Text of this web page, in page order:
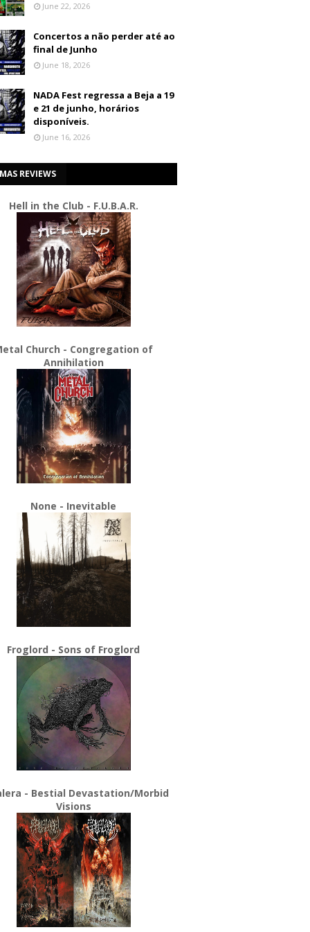
June 22, 2026
Concertos a não perder até ao
final de Junho
June 18, 2026
NADA Fest regressa a Beja a 19
e 21 de junho, horários
disponíveis.
June 16, 2026
REVIEWS
Hell in the Club - F.U.B.A.R.
Church - Congregation of
Annihilation
None - Inevitable
Froglord - Sons of Froglord
- Bestial Devastation/Morbid
Visions